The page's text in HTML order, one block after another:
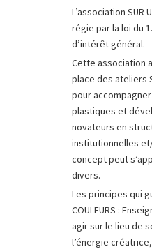
L’association SUR
régie par la loi du
d’intérêt général.
Cette association
place des ateliers
pour
plastiques et
novateurs en
institutionnelles
concept peut
divers.
Les principes qui
COULEURS :
agir sur le lieu de
l’énergie